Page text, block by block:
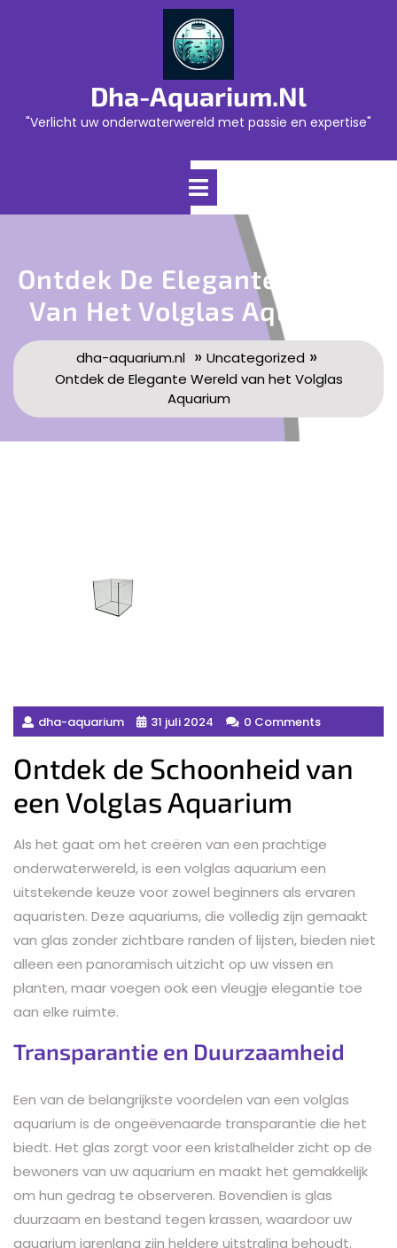
Dha-Aquarium.nl
"Verlicht uw onderwaterwereld met passie en expertise"
Open
Ontdek De Elegante Wereld
Van Het Volglas Aquarium
dha-aquarium.nl» Uncategorized »
Ontdek de Elegante Wereld van het Volglas
Aquarium
dha-aquarium 31 juli 2024 0 Comments
Ontdek de Schoonheid van
een Volglas Aquarium
Als het gaat om het creëren van een prachtige
onderwaterwereld, is een volglas aquarium een
uitstekende keuze voor zowel beginners als ervaren
aquaristen. Deze aquariums, die volledig zijn gemaakt
van glas zonder zichtbare randen of lijsten, bieden niet
alleen een panoramisch uitzicht op uw vissen en
planten, maar voegen ook een vleugje elegantie toe
aan elke ruimte.
Transparantie en Duurzaamheid
Een van de belangrijkste voordelen van een volglas
aquarium is de ongeëvenaarde transparantie die het
biedt. Het glas zorgt voor een kristalhelder zicht op de
bewoners van uw aquarium en maakt het gemakkelijk
om hun gedrag te observeren. Bovendien is glas
duurzaam en bestand tegen krassen, waardoor uw
aquarium jarenlang zijn heldere uitstraling behoudt.